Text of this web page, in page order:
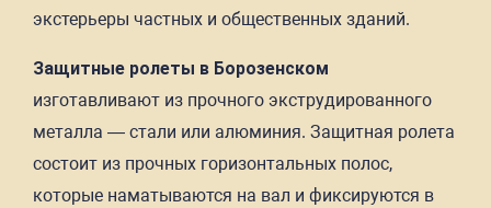
экстерьеры частных и общественных зданий.
Защитные ролеты в Борозенском
изготавливают из прочного экструдированного
металла — стали или алюминия. Защитная ролета
состоит из прочных горизонтальных полос,
которые наматываются на вал и фиксируются в